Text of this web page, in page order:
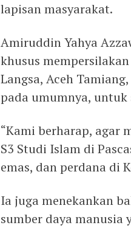
lapisan masyarakat.
Amiruddin Yahya
khusus
Langsa, Aceh
pada umumnya, untuk
“Kami berharap, agar
S3 Studi Islam di
emas, dan perdana di
Ia juga menekankan
sumber daya manusia